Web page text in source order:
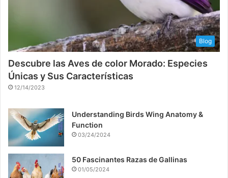
Blog
Descubre las Aves de color Morado: Especies
Únicas y Sus Características
12/14/2023
Understanding Birds Wing Anatomy &
Function
03/24/2024
50 Fascinantes Razas de Gallinas
01/05/2024